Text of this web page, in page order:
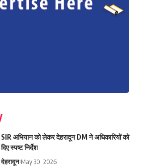
SIR अभियान को लेकर देहरादून DM ने अधिकारियों को
दिए स्पष्ट निर्देश
देहरादून May 30, 2026